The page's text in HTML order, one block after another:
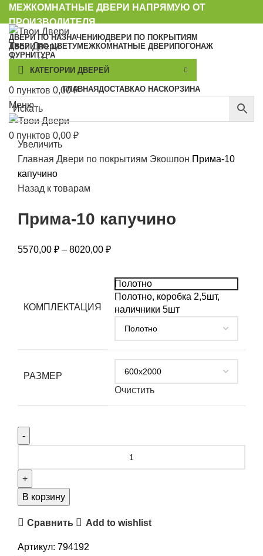
МЕЖКОМНАТНЫЕ ДВЕРИ НАПРЯМУЮ ОТ
ПРОИЗВОДИТЕЛЯ
ДВЕРИ ПО НАЗНАЧЕНИЮДВЕРИ ПО ПОКРЫТИЯМ
ДВЕРИ ПО ЦВЕТУМЕЖКОМНАТНЫЕ ДВЕРИ ПОГОНАЖ
ФУРНИТУРА
Твои Двери
Логин / Регистрация
Список желаний
0 пунктов 0,00₽
Меню
0 пунктов 0,00 ₽
КАТЕГОРИИ ДВЕРЕЙ
ГЛАВНАЯДОСТАВКАО НАСКОРЗИНА
Увеличить
Главная Двери по покрытиям Экошпон Прима-10
капучино
Назад к товарам
Прима-10 капучино
5570,00 ₽ – 8020,00 ₽
КОМПЛЕКТАЦИЯ
Полотно
Полотно, коробка 2,5шт,
наличники 5шт
РАЗМЕР
Очистить
В корзину
Сравнить Add to wishlist
Артикул: 794192